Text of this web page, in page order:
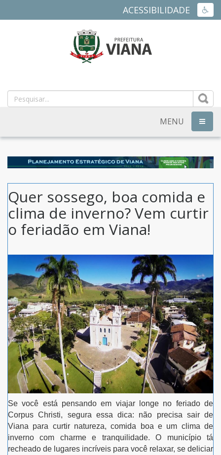
ACESSIBILIDADE
MUNICIPAL
DE
VIANA
ES
MENU
Quer sossego, boa comida e
clima de inverno? Vem curtir
o feriadão em Viana!
Se você está pensando em viajar longe no feriado de
Corpus Christi, segura essa dica: não precisa sair de
Viana para curtir natureza, comida boa e um clima de
inverno com charme e tranquilidade. O município tá
recheado de lugares incríveis para você relaxar, se deliciar